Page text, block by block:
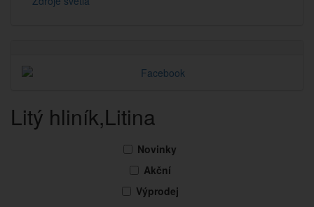
Litý hliník,Litina
Novinky
Akční
Výprodej